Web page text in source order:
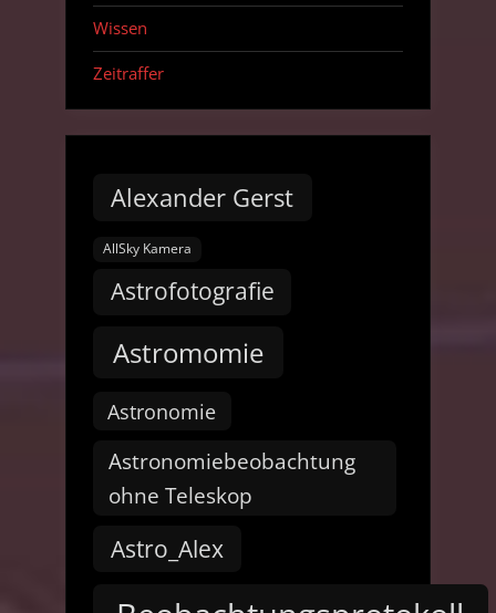
Wissen
Zeitraffer
Alexander Gerst
AllSky Kamera
Astrofotografie
Astromomie
Astronomie
Astronomiebeobachtung
ohne Teleskop
Astro_Alex